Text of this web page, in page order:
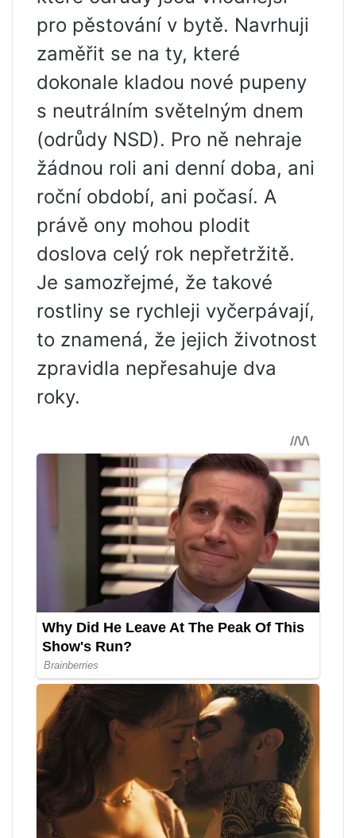
pro pěstování v bytě. Navrhuji
zaměřit se na ty, které
dokonale kladou nové pupeny
s neutrálním světelným dnem
(odrůdy NSD). Pro ně nehraje
žádnou roli ani denní doba, ani
roční období, ani počasí. A
právě ony mohou plodit
doslova celý rok nepřetržitě.
Je samozřejmé, že takové
rostliny se rychleji vyčerpávají,
to znamená, že jejich životnost
zpravidla nepřesahuje dva
roky.